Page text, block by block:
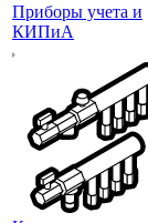
Приборы учета и
КИПиА